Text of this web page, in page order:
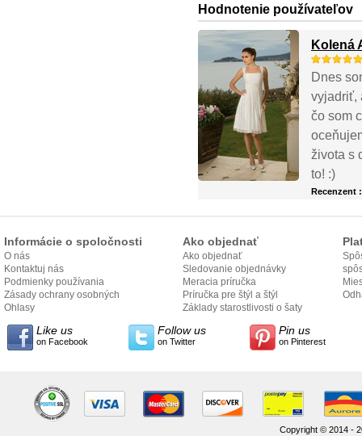
Hodnotenie používateľov
Kolená
Dnes
vyjadriť,
čo som
života s
to! :)
Recenzent
Informácie o spoločnosti
O nás
Kontaktuj nás
Podmienky používania
Zásady ochrany osobných
údajov
Ohlasy
Ako objednať
Ako objednať
Sledovanie objednávky
Meracia príručka
Príručka pre štýl a štýl
Základy starostlivosti o šaty
Like us
on Facebook
Follow us
on Twitter
Pin us
on Pinterest
Copyright © 2014 -